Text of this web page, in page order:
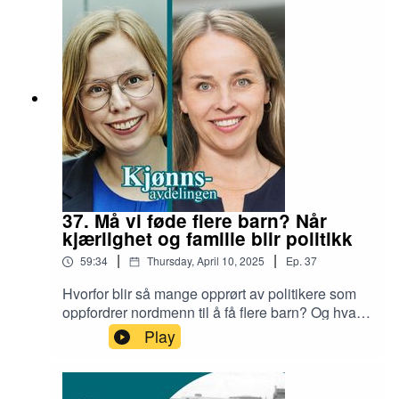
seksualitetsundervisning stadig debatt – i dag,
og historisk? Du hører: Mathias Olsen fra Skeiv
ungdom, forskerne Beate Goldscmidt-Gjerløw,
Nordberg, Kristin Engh Førde og Kari Hernæs
Nordberg. Programleder: Hanne Skogvang
Stork.
37. Må vi føde flere barn? Når
kjærlighet og familie blir politikk
59:34 | Thursday, April 10, 2025 | Ep. 37
Hvorfor blir så mange opprørt av politikere som
oppfordrer nordmenn til å få flere barn? Og hva
kan egentlig politikere gjøre med en synkende
fødselsrate? En samtale om politikk, tidsklemma,
intensivt foreldreskap, forventninger til kjærlighet
og kjernefamilie, og familiemangfold.Du hører
Play